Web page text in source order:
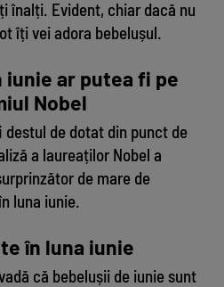
înalți. Evident, chiar dacă nu
îți vei adora bebelușul.
iunie ar putea fi pe
Nobel
de dotat din punct de
a laureaților Nobel a
de mare de
luna iunie.
în luna iunie
că bebelușii de iunie sunt